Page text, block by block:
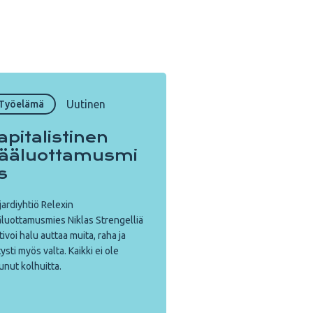
Uutinen
Relexin
Niklas Strengelliä
halu auttaa muita, raha ja
myös valta. Kaikki ei ole
kolhuitta.